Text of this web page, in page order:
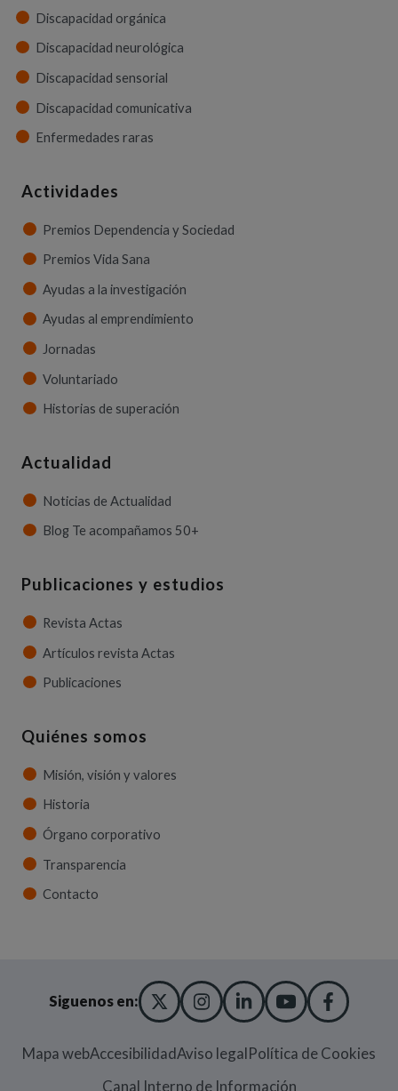
Discapacidad orgánica
Discapacidad neurológica
Discapacidad sensorial
Discapacidad comunicativa
Enfermedades raras
Actividades
Premios Dependencia y Sociedad
Premios Vida Sana
Ayudas a la investigación
Ayudas al emprendimiento
Jornadas
Voluntariado
Historias de superación
Actualidad
Noticias de Actualidad
Blog Te acompañamos 50+
Publicaciones y estudios
Revista Actas
Artículos revista Actas
Publicaciones
Quiénes somos
Misión, visión y valores
Historia
Órgano corporativo
Transparencia
Contacto
Siguenos en: X TWITTER
(ABRE EN NUEVA
INSTAGRAM
(ABRE EN NUEVA
LINKEDIN
(ABRE EN
YOUTUBE
(ABRE EN
Mapa webAccesibilidadAviso legalPolítica de Cookies
Canal Interno de Información(Abre en